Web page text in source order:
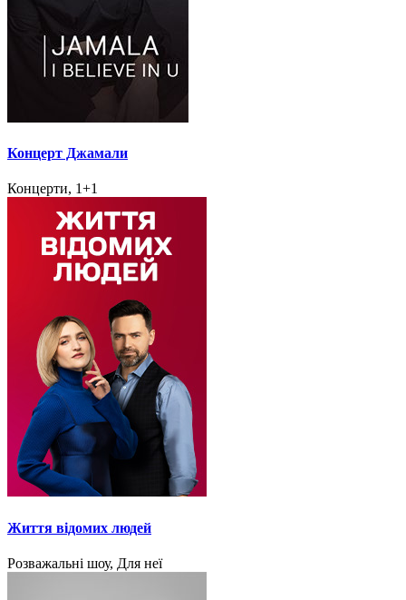
Концерт Джамали
Концерти, 1+1
Життя відомих людей
Розважальні шоу, Для неї